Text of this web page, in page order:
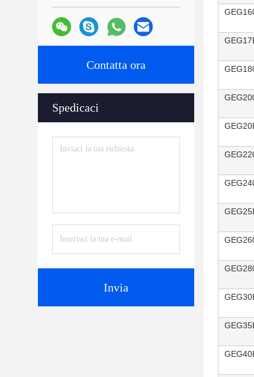
Contatta ora
Spedicaci
Invia